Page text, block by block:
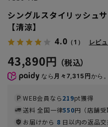
シングルスタイリッシュ
【清涼】
4.0 （1） レビ
43,890円
なら 月々7,315円から
WEB会員なら219pt獲得
送料 全国一律550円（店舗受
お届けから 8 日以内の返品